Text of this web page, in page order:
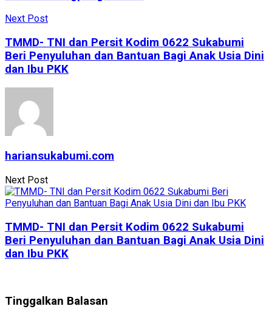
Next Post
TMMD- TNI dan Persit Kodim 0622 Sukabumi
Beri Penyuluhan dan Bantuan Bagi Anak Usia Dini
dan Ibu PKK
hariansukabumi.com
Next Post
TMMD- TNI dan Persit Kodim 0622 Sukabumi
Beri Penyuluhan dan Bantuan Bagi Anak Usia Dini
dan Ibu PKK
Tinggalkan Balasan